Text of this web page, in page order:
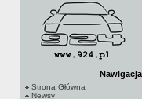
Nawigacja
Strona Główna
Newsy